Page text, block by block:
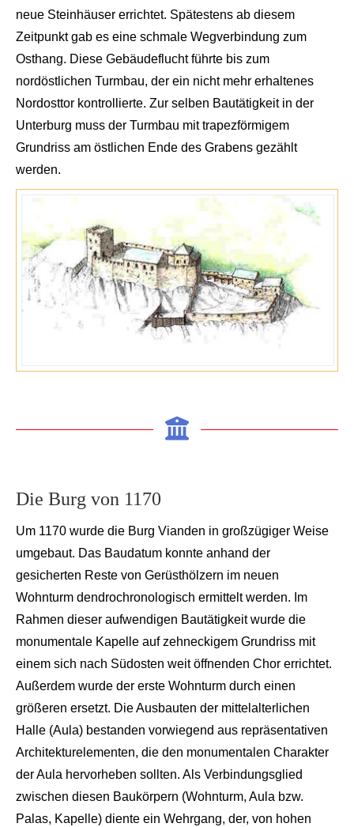
neue Steinhäuser errichtet. Spätestens ab diesem
Zeitpunkt gab es eine schmale Wegverbindung zum
Osthang. Diese Gebäudefl ucht führte bis zum
nordöstlichen Turmbau, der ein nicht mehr erhaltenes
Nordosttor kontrollierte. Zur selben Bautätigkeit in der
Unterburg muss der Turmbau mit trapezförmigem
Grundriss am östlichen Ende des Grabens gezählt
werden.
Die Burg von 1170
Um 1170 wurde die Burg Vianden in großzügiger Weise
umgebaut. Das Baudatum konnte anhand der
gesicherten Reste von Gerüsthölzern im neuen
Wohnturm dendrochronologisch ermittelt werden. Im
Rahmen dieser aufwendigen Bautätigkeit wurde die
monumentale Kapelle auf zehneckigem Grundriss mit
einem sich nach Südosten weit öffnenden Chor errichtet.
Außerdem wurde der erste Wohnturm durch einen
größeren ersetzt. Die Ausbauten der mittel alterlichen
Halle (Aula) bestanden vorwiegend aus repräsentativen
Architekturelementen, die den monumentalen Charakter
der Aula hervorheben sollten. Als Verbindungsglied
zwischen diesen Baukörpern (Wohnturm, Aula bzw.
Palas, Kapelle) diente ein Wehrgang, der, von hohen